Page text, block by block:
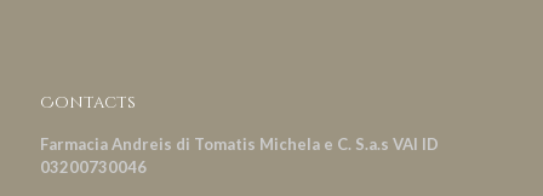
Contacts
Farmacia Andreis di Tomatis Michela e C. S.a.s VAI ID
03200730046